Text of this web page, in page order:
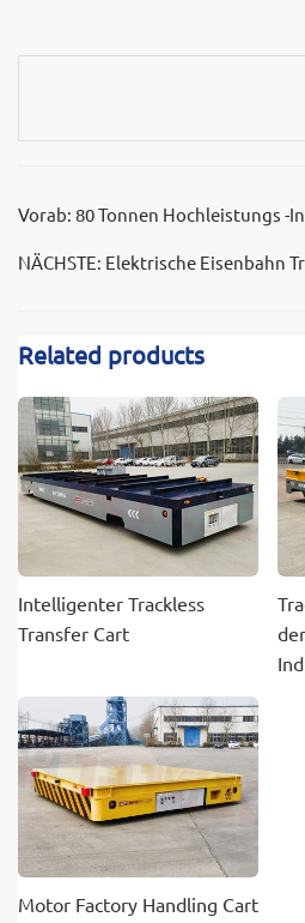
Vorab: 80 Tonnen Hochleistungs -
NÄCHSTE: Elektrische Eisenbahn
Related products
Intelligenter Trackless
Transfer Cart
Motor Factory Handling Cart